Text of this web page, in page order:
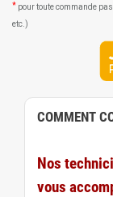
* pour toute commande
etc.)
COMMENT
Nos
vous